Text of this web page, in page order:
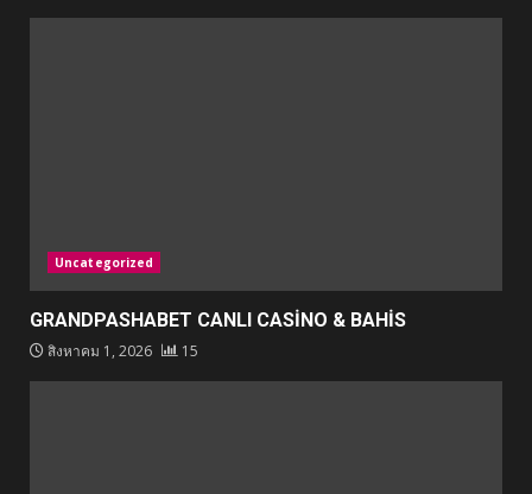
Uncategorized
GRANDPASHABET CANLI CASİNO & BAHİS
สิงหาคม 1, 2026 15